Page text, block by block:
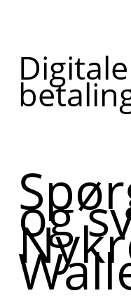
Read
more
about
Digitale
og